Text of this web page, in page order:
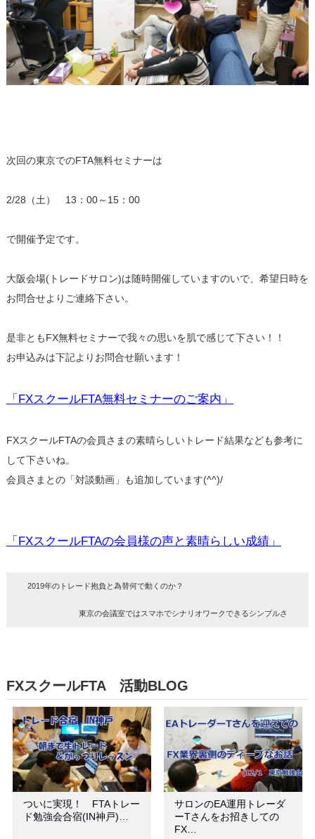
次回の東京でのFTA無料セミナーは
2/28（土） 13：00～15：00
で開催予定です。
大阪会場(トレードサロン)は随時開催していますのいで、希望日時を
お問合せよりご連絡下さい。
是非ともFX無料セミナーで我々の思いを肌で感じて下さい！！
お申込みは下記よりお問合せ願います！
「FXスクールFTA無料セミナーのご案内」
FXスクールFTAの会員さまの素晴らしいトレード結果なども参考に
して下さいね。
会員さまとの「対談動画」も追加しています(^^)/
「FXスクールFTAの会員様の声と素晴らしい成績」
2019年のトレード抱負と為替何で動くのか？
東京の会議室ではスマホでシナリオワークできるシンプルさ
FXスクールFTA 活動BLOG
ついに実現！ FTAトレー
ド勉強会合宿(IN神戸)…
サロンのEA運用トレーダ
ーTさんをお招きしての
FX…